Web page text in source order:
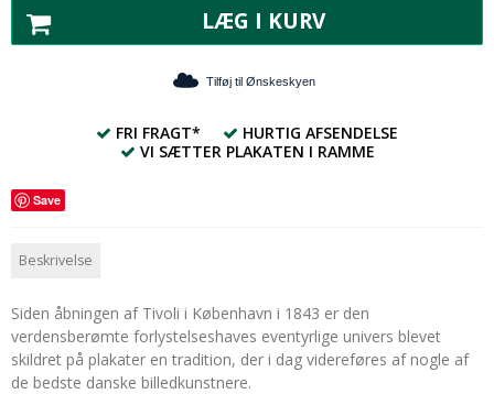
LÆG I KURV
Tilføj til Ønskeskyen
FRI FRAGT*
HURTIG AFSENDELSE
VI SÆTTER PLAKATEN I RAMME
Save
Beskrivelse
Siden åbningen af Tivoli i København i 1843 er den
verdensberømte forlystelseshaves eventyrlige univers blevet
skildret på plakater en tradition, der i dag videreføres af nogle af
de bedste danske billedkunstnere.